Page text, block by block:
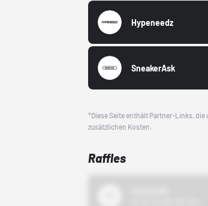
Hypeneedz
SneakerAsk
*Diese Seite enthält Partner-Links,
zusätzlichen Kosten.
Raffles